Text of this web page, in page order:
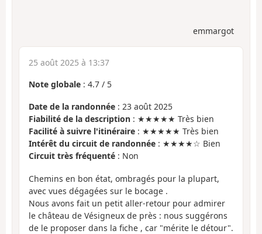
emmargot
25 août 2025 à 13:37
Note globale : 4.7 / 5
Date de la randonnée : 23 août 2025
Fiabilité de la description : ★★★★★ Très bien
Facilité à suivre l'itinéraire : ★★★★★ Très bien
Intérêt du circuit de randonnée : ★★★★☆ Bien
Circuit très fréquenté : Non
Chemins en bon état, ombragés pour la plupart,
avec vues dégagées sur le bocage .
Nous avons fait un petit aller-retour pour admirer
le château de Vésigneux de près : nous suggérons
de le proposer dans la fiche , car "mérite le détour".